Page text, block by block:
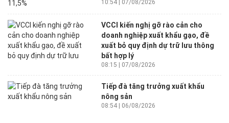
10:54 | 07/08/2026
VCCI kiến nghị gỡ rào cản cho
doanh nghiệp xuất khẩu gạo, đề
xuất bỏ quy định dự trữ lưu thông
bất hợp lý
08:15 | 07/08/2026
Tiếp đà tăng trưởng xuất khẩu
nông sản
08:54 | 06/08/2026